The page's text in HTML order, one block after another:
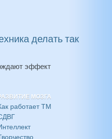
делать так
эффект
МОЗГА
работает ТМ